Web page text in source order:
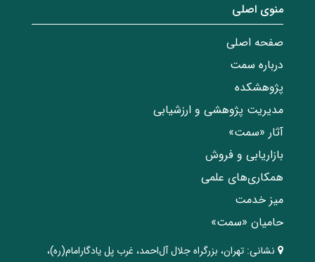
منوی اصلی
صفحه اصلی
درباره سمت
پژوهشکده
مدیریت پژوهشی و ارزشیابی
آثار «سمت»
بازاریابی و فروش
همکاری‌های علمی
میز خدمت
حامیان «سمت»
نشانی: تهران، ‌بزرگراه ‌جلال آل‌احمد، غرب پل يادگار‌امام(ره)‌،